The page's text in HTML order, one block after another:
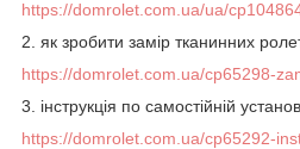
https://domrolet.com.ua/ua/
2. як зробити замір тканинних
https://domrolet.com.ua/cp65298-
3. інструкція по самостійній
https://domrolet.com.ua/cp65292-